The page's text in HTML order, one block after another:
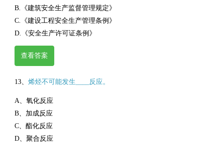
B.《建筑安全生产监督管理规定》
C.《建设工程安全生产管理条例》
D.《安全生产许可证条例》
查看答案
13、 烯烃不可能发生____反应。
A、氧化反应
B、加成反应
C、酯化反应
D、聚合反应